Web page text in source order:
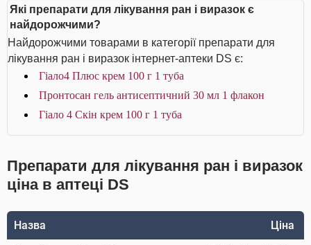
Які препарати для лікування ран і виразок є
найдорожчими?
Найдорожчими товарами в категорії препарати для
лікування ран і виразок інтернет-аптеки DS є:
Гіало4 Плюс крем 100 г 1 туба
Пронтосан гель антисептичний 30 мл 1 флакон
Гіало 4 Скін крем 100 г 1 туба
Препарати для лікування ран і виразок
ціна в аптеці DS
Назва Ціна